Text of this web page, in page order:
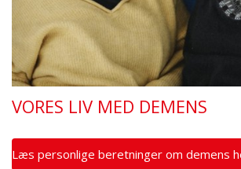
VORES LIV MED DEMENS
Læs personlige beretninger om demens